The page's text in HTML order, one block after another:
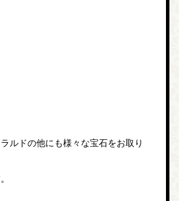
ルドの他にも様々な宝石をお取り